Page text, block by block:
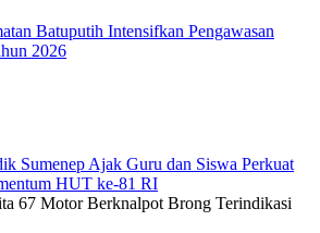
Batuputih Intensifkan Pengawasan
2026
Sumenep Ajak Guru dan Siswa Perkuat
HUT ke-81 RI
67 Motor Berknalpot Brong Terindikasi